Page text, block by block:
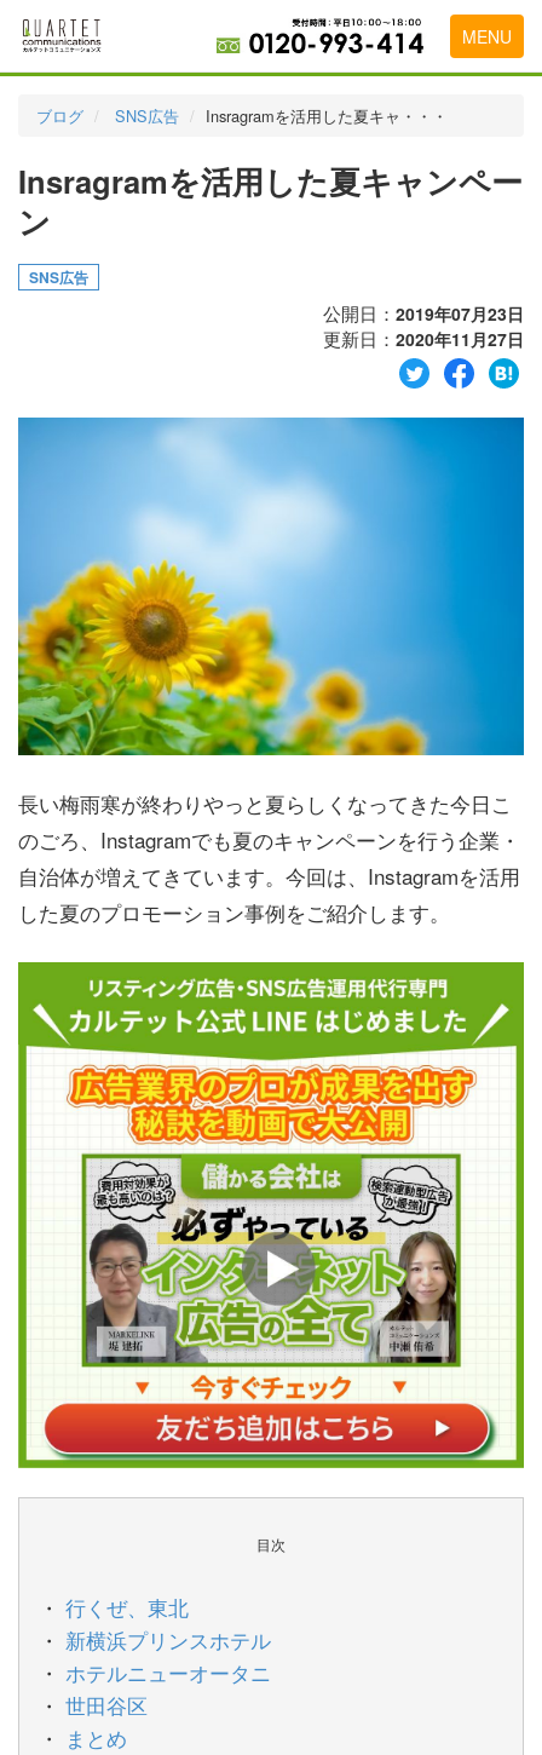
MENU
実績・お客様の声
代理店の乗り換えをお考えの方
ブログ SNS広告 Insragramを活用した夏キャ・・・
Insragramを活用した夏キャンペー
ン
SNS広告
公開日： 2019年07月23日
更新日： 2020年11月27日
長い梅雨寒が終わりやっと夏らしくなってきた今日こ
のごろ、Instagramでも夏のキャンペーンを行う企業・
自治体が増えてきています。今回は、Instagramを活用
した夏のプロモーション事例をご紹介します。
目次
行くぜ、東北
新横浜プリンスホテル
ホテルニューオータニ
世田谷区
まとめ